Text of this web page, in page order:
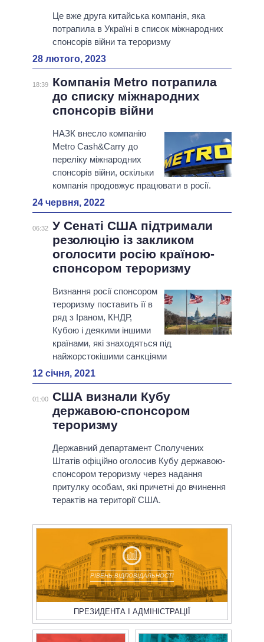
Це вже друга китайська компанія, яка
потрапила в Україні в список міжнародних
спонсорів війни та тероризму
28 лютого, 2023
18:39
Компанія Metro потрапила
до списку міжнародних
спонсорів війни
НАЗК внесло компанію
Metro Cash&Carry до
переліку міжнародних
спонсорів війни, оскільки
компанія продовжує працювати в росії.
24 червня, 2022
06:32 У Сенаті США підтримали
резолюцію із закликом
оголосити росію країною-
спонсором тероризму
Визнання росії спонсором
тероризму поставить її в
ряд з Іраном, КНДР,
Кубою і деякими іншими
країнами, які знаходяться під
найжорстокішими санкціями
12 січня, 2021
01:00 США визнали Кубу
державою-спонсором
тероризму
Державний департамент Сполучених
Штатів офіційно оголосив Кубу державою-
спонсором тероризму через надання
притулку особам, які причетні до вчинення
терактів на території США.
РІВЕНЬ ВІДПОВІДАЛЬНОСТІ
ПРЕЗИДЕНТА І АДМІНІСТРАЦІЇ